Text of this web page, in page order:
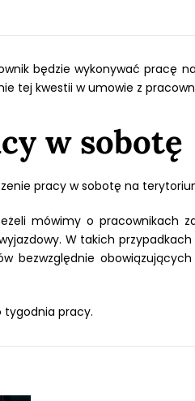
będzie wykonywać pracę
tej kwestii w umowie z
w sobotę
pracy w sobotę na
mówimy o pracownikach
W takich
bezwzględnie
tygodnia pracy.